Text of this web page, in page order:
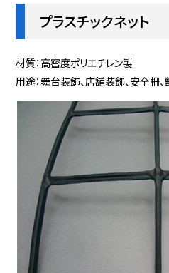
プラスチックネット
材質：高密度ポリエチレン製
用途：舞台装飾、店舗装飾、安全柵、